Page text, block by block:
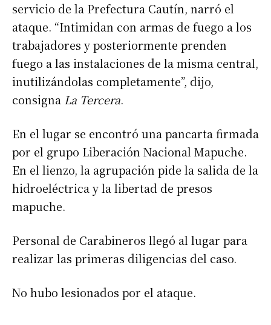
servicio de la Prefectura Cautín, narró el
ataque. “Intimidan con armas de fuego a los
trabajadores y posteriormente prenden
fuego a las instalaciones de la misma central,
inutilizándolas completamente”, dijo,
consigna La Tercera.
En el lugar se encontró una pancarta firmada
por el grupo Liberación Nacional Mapuche.
En el lienzo, la agrupación pide la salida de la
hidroeléctrica y la libertad de presos
mapuche.
Personal de Carabineros llegó al lugar para
realizar las primeras diligencias del caso.
No hubo lesionados por el ataque.